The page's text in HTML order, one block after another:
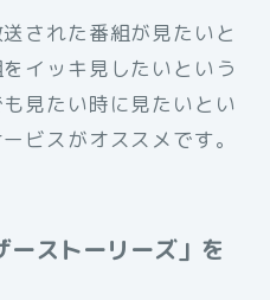
された番組が見たいと
イッキ見したいという
見たい時に見たいとい
ビスがオススメです。
ーストーリーズ」を